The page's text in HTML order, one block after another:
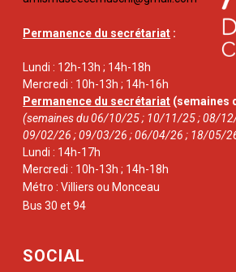
Permanence du secrétariat :
Lundi : 12h-13h ; 14h-18h
Mercredi : 10h-13h ; 14h-16h
Permanence du secrétariat (semaines
(semaines du 06/10/25 ; 10/11/25 ; 08/
09/02/26 ; 09/03/26 ; 06/04/26 ; 18/05/
Lundi : 14h-17h
Mercredi : 10h-13h ; 14h-18h
Métro : Villiers ou Monceau
Bus 30 et 94
SOCIAL